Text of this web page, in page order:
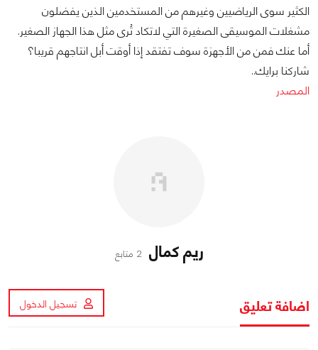
الكثير سوى الرياضيين وغيرهم من المستخدمين الذين يفضلون
مشغلات الموسيقى الصغيرة التي لاتكاد تُرى مثل هذا الجهاز الصغير.
أما عنك فمن من الأجهزة سوف تفتقد إذا أوقت أبل انتاجهم قريبا؟
شاركنا برايك..
المصدر
ريم كمال 2 متابع
اضافة تعليق تسجيل الدخول